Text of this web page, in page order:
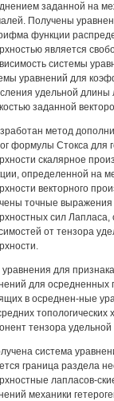
заданной на
Получены
функции
является
системы
уравнений для
удельной
заданной
метод
формулы Стокса для
скалярное
определенной на
векторного
точные
сил
от тензора
для
для
в осреднен-ные
тензора удельной
система
граница раздела
лапласов-
механики